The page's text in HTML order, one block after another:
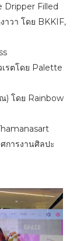
Dripper Filled
าวา โดย BKKIF,
เรตโดย Palette
) โดย Rainbow
การงานศิลปะ